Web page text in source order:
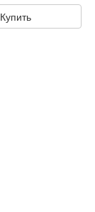
Купить